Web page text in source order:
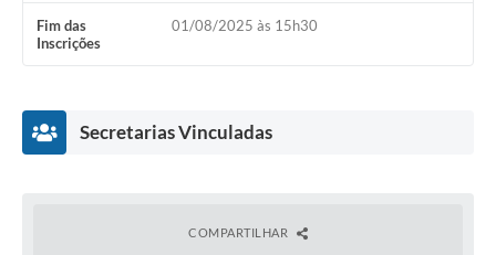
Fim das
Inscrições
01/08/2025 às 15h30
Secretarias Vinculadas
COMPARTILHAR